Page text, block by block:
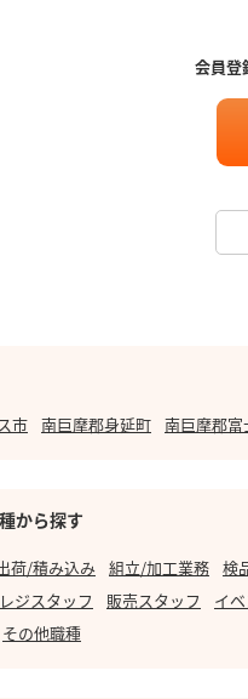
会員登
市 南巨摩郡身延町 南巨摩郡富
から探す
荷/積み込み 組立/加工業務 検
レジスタッフ 販売スタッフ イ
その他職種